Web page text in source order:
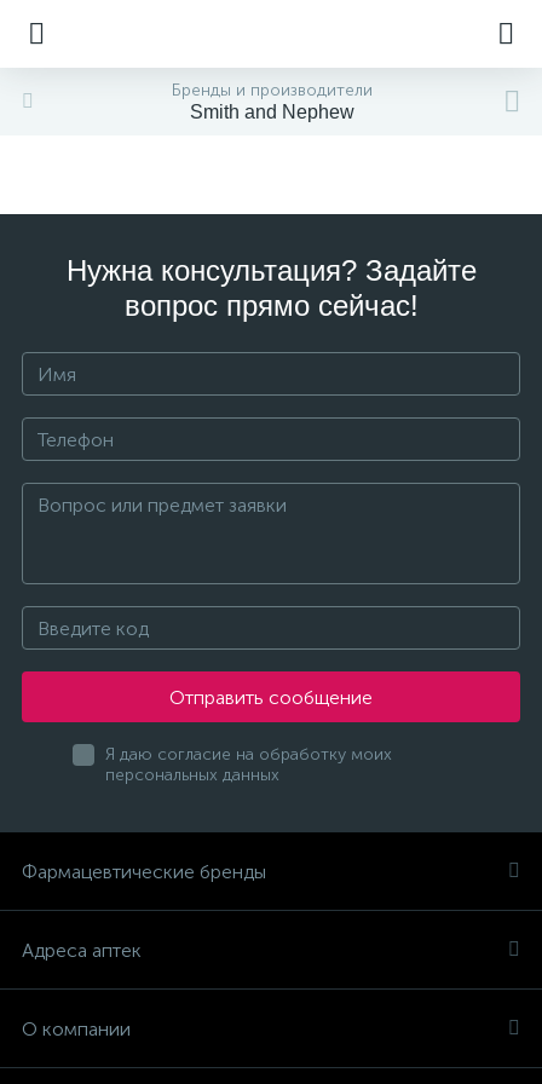
Бренды и производители
Smith and Nephew
Нужна консультация? Задайте
вопрос прямо сейчас!
Отправить сообщение
Я даю согласие на обработку моих
персональных данных
Фармацевтические бренды
Адреса аптек
О компании